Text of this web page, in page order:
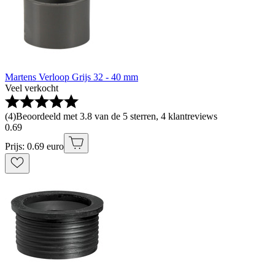
Martens Verloop Grijs 32 - 40 mm
Veel verkocht
(4)Beoordeeld met 3.8 van de 5 sterren, 4 klantreviews
0.69
Prijs: 0.69 euro